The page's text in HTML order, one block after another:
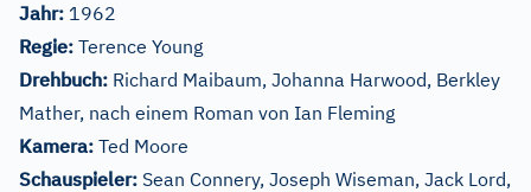
Jahr: 1962
Regie: Terence Young
Drehbuch: Richard Maibaum, Johanna Harwood, Berkley
Mather, nach einem Roman von Ian Fleming
Kamera: Ted Moore
Schauspieler: Sean Connery, Joseph Wiseman, Jack Lord,